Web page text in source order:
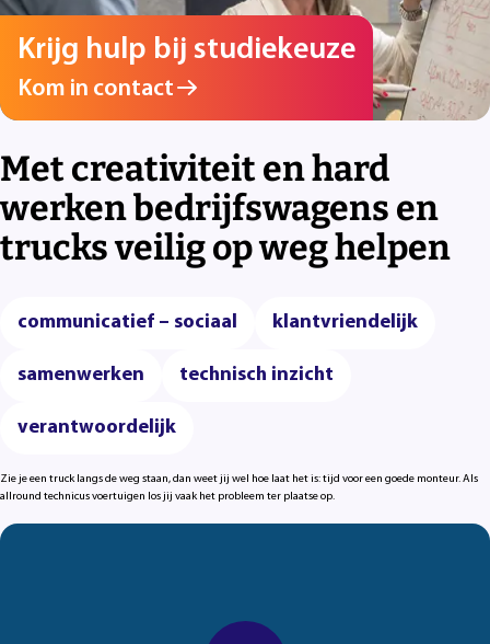
Met creativiteit en hard
werken bedrijfswagens en
trucks veilig op weg helpen
communicatief – sociaal klantvriendelijk
samenwerken technisch inzicht
verantwoordelijk
Zie je een truck langs de weg staan, dan weet jij wel hoe laat het is: tijd voor een goede monteur. Als
allround technicus voertuigen los jij vaak het probleem ter plaatse op.
Krijg hulp bij studiekeuze
Kom in contact